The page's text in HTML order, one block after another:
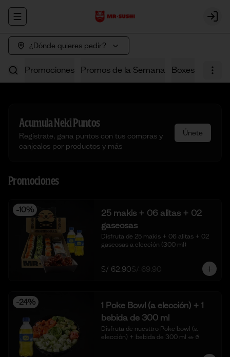
Abrir menu de navegación Login
¿Dónde quieres pedir?
Promociones Promos de la Semana Boxes Poke
AcumulaNeki Puntos
Regístrate, gana puntos con tus compras y
canjealos por productos y más
Únete
Promociones
-10%
25 makis + 06 alitas + 02
gaseosas
Disfruta de 25 makis + 06 alitas + 02
gaseosas a elección (300 ml)
S/ 62.90S/ 69.90
-24%
1 Poke Bowl (a elección) + 1
bebida de 300 ml
Disfruta de nuesttro Poke bowl (a
elección) + bebida de 300 ml 🥗🥤